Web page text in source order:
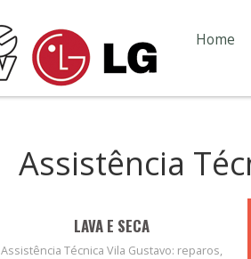
Home
Assistência
LAVA E SECA
Assistência Técnica Vila Gustavo: reparos,